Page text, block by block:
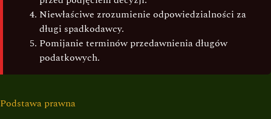
Niewłaściwe zrozumienie odpowiedzialności za
długi spadkodawcy.
Pomijanie terminów przedawnienia długów
podatkowych.
Podstawa prawna